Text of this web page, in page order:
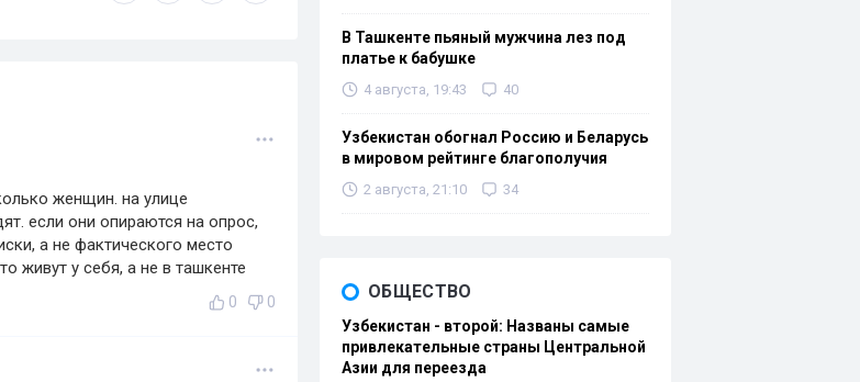
женщин. на улице
если они опираются на опрос,
а не фактического место
живут у себя, а не в ташкенте
0 0
В Ташкенте пьяный мужчина лез под
платье к бабушке
4 августа, 19:43 40
Узбекистан обогнал Россию и Беларусь
в мировом рейтинге благополучия
2 августа, 21:10 34
ОБЩЕСТВО
Узбекистан - второй: Названы самые
привлекательные страны Центральной
Азии для переезда